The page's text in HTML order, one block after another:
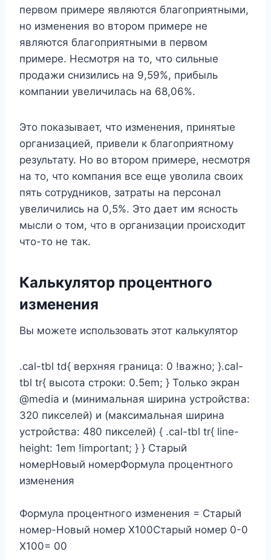
первом примере являются благоприятными,
но изменения во втором примере не
являются благоприятными в первом
примере. Несмотря на то, что сильные
продажи снизились на 9,59%, прибыль
компании увеличилась на 68,06%.
Это показывает, что изменения, принятые
организацией, привели к благоприятному
результату. Но во втором примере, несмотря
на то, что компания все еще уволила своих
пять сотрудников, затраты на персонал
увеличились на 0,5%. Это дает им ясность
мысли о том, что в организации происходит
что-то не так.
Калькулятор процентного
изменения
Вы можете использовать этот калькулятор
.cal-tbl td{ верхняя граница: 0 !важно; }.cal-
tbl tr{ высота строки: 0.5em; } Только экран
@media и (минимальная ширина устройства:
320 пикселей) и (максимальная ширина
устройства: 480 пикселей) { .cal-tbl tr{ line-
height: 1em !important; } } Старый
номерНовый номерФормула процентного
изменения
Формула процентного изменения = Старый
номер-Новый номер X100Старый номер 0-0
X100= 00